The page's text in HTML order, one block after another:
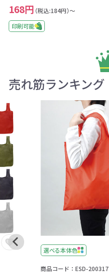
168円 （税込:184円）～
印刷可能
売れ筋ランキング
選べる本体色
商品コード：ESD-200317